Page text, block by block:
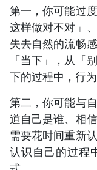
第一，你可能过
这样做对不对」
失去自然的流畅
「当下」，从「
下的过程中，行
第二，你可能与
道自己是谁、相
需要花时间重新
认识自己的过程